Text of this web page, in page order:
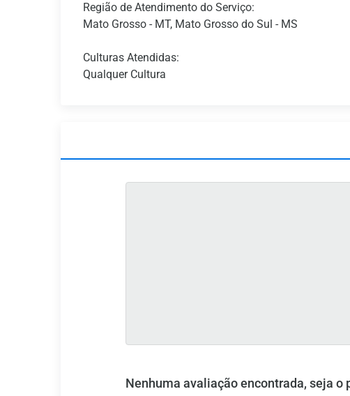
Região de Atendimento do Serviço:
Mato Grosso - MT, Mato Grosso do Sul - MS
Culturas Atendidas:
Qualquer Cultura
Nenhuma avaliação encontrada, seja